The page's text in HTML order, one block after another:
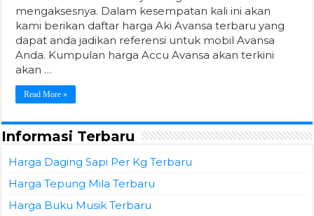
mengaksesnya. Dalam kesempatan kali ini akan
kami berikan daftar harga Aki Avansa terbaru yang
dapat anda jadikan referensi untuk mobil Avansa
Anda. Kumpulan harga Accu Avansa akan terkini
akan …
Read More »
Informasi Terbaru
Harga Daging Sapi Per Kg Terbaru
Harga Tepung Mila Terbaru
Harga Buku Musik Terbaru